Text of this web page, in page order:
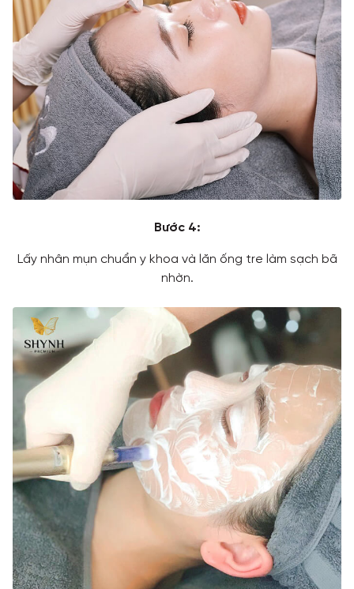
Bước 4:
Lấy nhân mụn chuẩn y khoa và lăn ống tre làm sạch bã
nhờn.